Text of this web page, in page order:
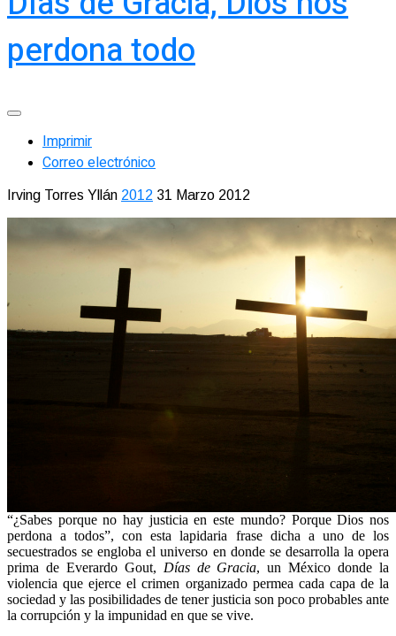
perdona todo
Imprimir
Correo electrónico
Irving Torres Yllán 2012 31 Marzo 2012
“¿Sabes porque no hay justicia en este mundo? Porque Dios nos
perdona a todos”, con esta lapidaria frase dicha a uno de los
secuestrados se engloba el universo en donde se desarrolla la opera
prima de Everardo Gout, Días de Gracia, un México donde la
violencia que ejerce el crimen organizado permea cada capa de la
sociedad y las posibilidades de tener justicia son poco probables ante
la corrupción y la impunidad en que se vive.